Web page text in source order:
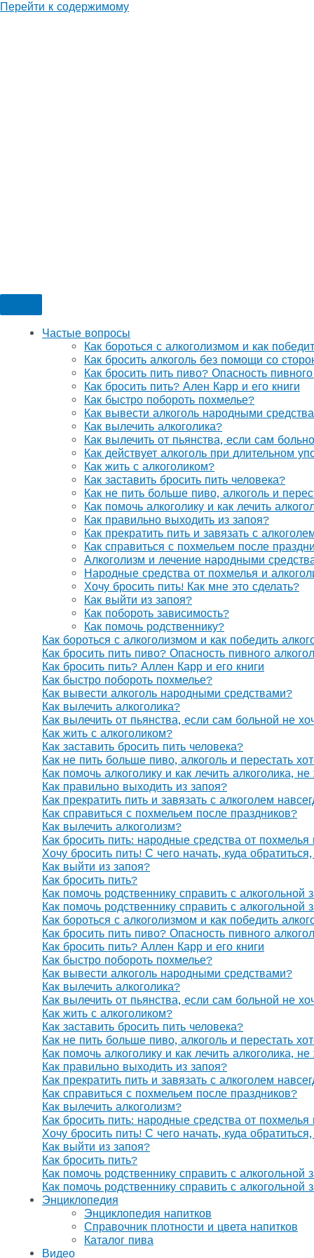
Перейти к содержимому
Частые вопросы
Как бороться с алкоголизмом и как
Как бросить алкоголь без помощи со
Как бросить пить пиво? Опасность
Как бросить пить? Ален Карр и его книги
Как быстро побороть похмелье?
Как вывести алкоголь народными
Как вылечить алкоголика?
Как вылечить от пьянства, если сам
Как действует алкоголь при длительном
Как жить с алкоголиком?
Как заставить бросить пить человека?
Как не пить больше пиво, алкоголь и
Как помочь алкоголику и как лечить
Как правильно выходить из запоя?
Как прекратить пить и завязать с
Как справиться с похмельем после
Алкоголизм и лечение народными
Народные средства от похмелья и
Хочу бросить пить! Как мне это сделать?
Как выйти из запоя?
Как побороть зависимость?
Как помочь родственнику?
Как бороться с алкоголизмом и как победить
Как бросить пить пиво? Опасность пивного
Как бросить пить? Аллен Карр и его книги
Как быстро побороть похмелье?
Как вывести алкоголь народными средствами?
Как вылечить алкоголика?
Как вылечить от пьянства, если сам больной не
Как жить с алкоголиком?
Как заставить бросить пить человека?
Как не пить больше пиво, алкоголь и перестать
Как помочь алкоголику и как лечить алкоголика,
Как правильно выходить из запоя?
Как прекратить пить и завязать с алкоголем
Как справиться с похмельем после праздников?
Как вылечить алкоголизм?
Как бросить пить: народные средства от похмелья
Хочу бросить пить! С чего начать, куда
Как выйти из запоя?
Как бросить пить?
Как помочь родственнику справить с алкогольной
Как помочь родственнику справить с алкогольной
Как бороться с алкоголизмом и как победить
Как бросить пить пиво? Опасность пивного
Как бросить пить? Аллен Карр и его книги
Как быстро побороть похмелье?
Как вывести алкоголь народными средствами?
Как вылечить алкоголика?
Как вылечить от пьянства, если сам больной не
Как жить с алкоголиком?
Как заставить бросить пить человека?
Как не пить больше пиво, алкоголь и перестать
Как помочь алкоголику и как лечить алкоголика,
Как правильно выходить из запоя?
Как прекратить пить и завязать с алкоголем
Как справиться с похмельем после праздников?
Как вылечить алкоголизм?
Как бросить пить: народные средства от похмелья
Хочу бросить пить! С чего начать, куда
Как выйти из запоя?
Как бросить пить?
Как помочь родственнику справить с алкогольной
Как помочь родственнику справить с алкогольной
Энциклопедия
Энциклопедия напитков
Справочник плотности и цвета напитков
Каталог пива
Видео